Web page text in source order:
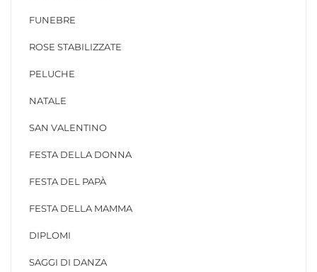
FUNEBRE
ROSE STABILIZZATE
PELUCHE
NATALE
SAN VALENTINO
FESTA DELLA DONNA
FESTA DEL PAPÀ
FESTA DELLA MAMMA
DIPLOMI
SAGGI DI DANZA